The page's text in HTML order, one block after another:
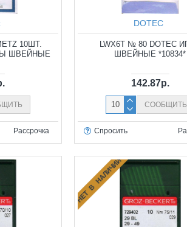
10ШТ.
ШВЕЙНЫЕ
Рассрочка
DOTEC
LWX6T № 80 DOTEC
ШВЕЙНЫЕ *10834*
142.87р.
СООБЩИТЬ
Спросить
НЕТ В НАЛИЧИИ